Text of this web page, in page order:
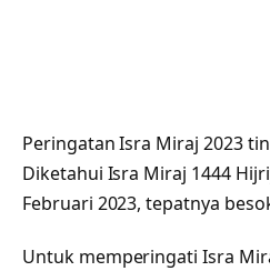
Peringatan Isra Miraj 2023
Diketahui Isra Miraj 1444
Februari 2023, tepatnya
Untuk memperingati Isra